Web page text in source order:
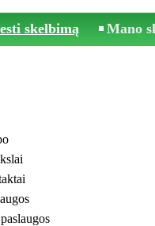
skelbimą Mano